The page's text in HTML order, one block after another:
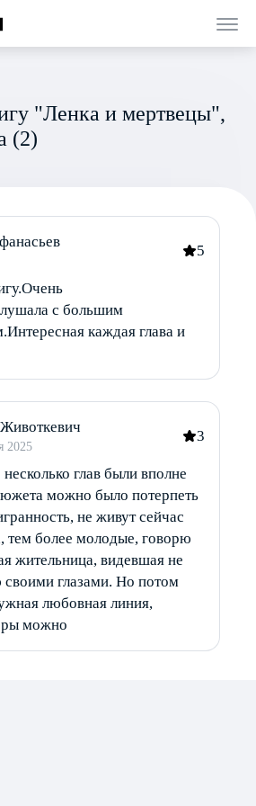
"Ленка и мертвецы",
(2)
5
с большим
каждая глава и
2025
3
глав были вполне
можно было потерпеть
не живут сейчас
тем более молодые, говорю
жительница, видевшая не
глазами. Но потом
любовная линия,
можно